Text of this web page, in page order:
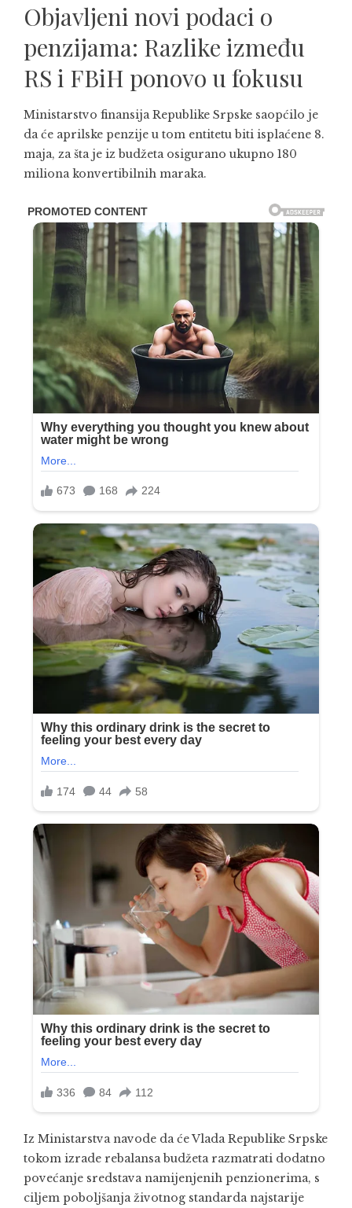
Objavljeni novi podaci o
penzijama: Razlike između
RS i FBiH ponovo u fokusu
Ministarstvo finansija Republike Srpske saopćilo je
da će aprilske penzije u tom entitetu biti isplaćene 8.
maja, za šta je iz budžeta osigurano ukupno 180
miliona konvertibilnih maraka.
Iz Ministarstva navode da će Vlada Republike Srpske
tokom izrade rebalansa budžeta razmatrati dodatno
povećanje sredstava namijenjenih penzionerima, s
ciljem poboljšanja životnog standarda najstarije